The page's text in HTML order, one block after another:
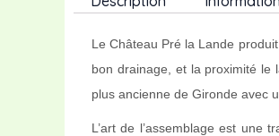
Le Château Pré la Lande
bon drainage, et la proximité le
plus ancienne de Gironde avec
L’art de l’assemblage est une